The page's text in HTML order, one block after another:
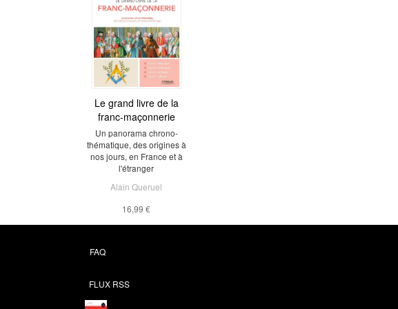
Mission Winnie Mandela
Quand l'Elysée jouait la carte
maitresse
Gilbert Erouart
12,99 €
Le grand livre de la
franc-maçonnerie
Un panorama chrono-
thématique, des origines à
nos jours, en France et à
l'étranger
Alain Queruel
16,99 €
FAQ
FLUX RSS